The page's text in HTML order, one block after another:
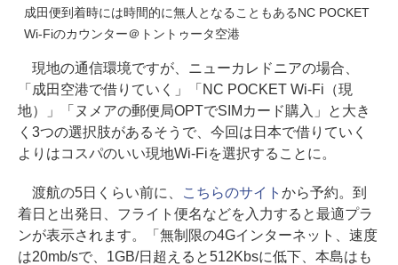
成田便到着時には時間的に無人となることもあるNC POCKET
Wi-Fiのカウンター＠トントゥータ空港
現地の通信環境ですが、ニューカレドニアの場合、
「成田空港で借りていく」「NC POCKET Wi-Fi（現
地）」「ヌメアの郵便局OPTでSIMカード購入」と大き
く3つの選択肢があるそうで、今回は日本で借りていく
よりはコスパのいい現地Wi-Fiを選択することに。
渡航の5日くらい前に、 こちらのサイト から予約。到
着日と出発日、フライト便名などを入力すると最適プラ
ンが表示されます。「無制限の4Gインターネット、速度
は20mb/sで、1GB/日超えると512Kbsに低下、本島はも